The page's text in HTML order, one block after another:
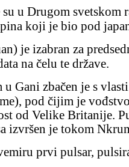
koji je bio pod
na čelu te države.
pod čijim je
od Velike Britanije.
izvršen je tokom
prvi pulsar,